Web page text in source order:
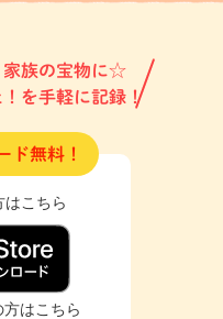
家族の宝物に☆
を手軽に記録！
ド無料！
はこちら
はこちら